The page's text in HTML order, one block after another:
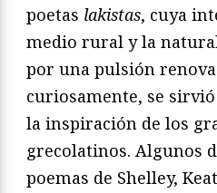
poetas lakistas, cuya
medio rural y la
por una pulsión
curiosamente, se
la inspiración de los
grecolatinos. Algunos
poemas de Shelley,